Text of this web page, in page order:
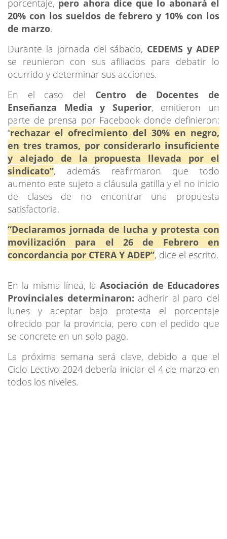
porcentaje, pero ahora dice que lo abonará el
20% con los sueldos de febrero y 10% con los
de marzo.
Durante la jornada del sábado, CEDEMS y ADEP
se reunieron con sus afiliados para debatir lo
ocurrido y determinar sus acciones.
En el caso del Centro de Docentes de
Enseñanza Media y Superior, emitieron un
parte de prensa por Facebook donde definieron:
“rechazar el ofrecimiento del 30% en negro,
en tres tramos, por considerarlo insuficiente
y alejado de la propuesta llevada por el
sindicato”, además reafirmaron que todo
aumento este sujeto a cláusula gatilla y el no inicio
de clases de no encontrar una propuesta
satisfactoria.
“Declaramos jornada de lucha y protesta con
movilización para el 26 de Febrero en
concordancia por CTERA Y ADEP”, dice el escrito.
En la misma línea, laAsociación de Educadores
Provinciales determinaron: adherir al paro del
lunes y aceptar bajo protesta el porcentaje
ofrecido por la provincia, pero con el pedido que
se concrete en un solo pago.
La próxima semana será clave, debido a que el
Ciclo Lectivo 2024 debería iniciar el 4 de marzo en
todos los niveles.